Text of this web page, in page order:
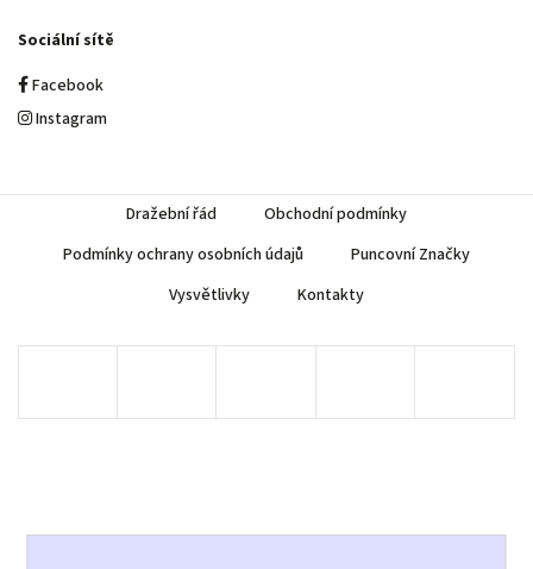
Sociální sítě
Facebook
Instagram
Dražební řád
Obchodní podmínky
Podmínky ochrany osobních údajů
Puncovní Značky
Vysvětlivky
Kontakty